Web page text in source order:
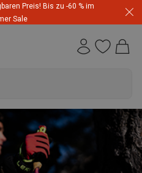
Preis! Bis zu -60 % im
Sale